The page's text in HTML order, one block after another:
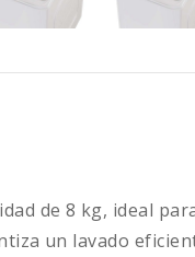
de 8 kg, ideal
un lavado